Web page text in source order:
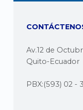
Av.12 de
Quito-Ecuador
PBX:(593) 02 -